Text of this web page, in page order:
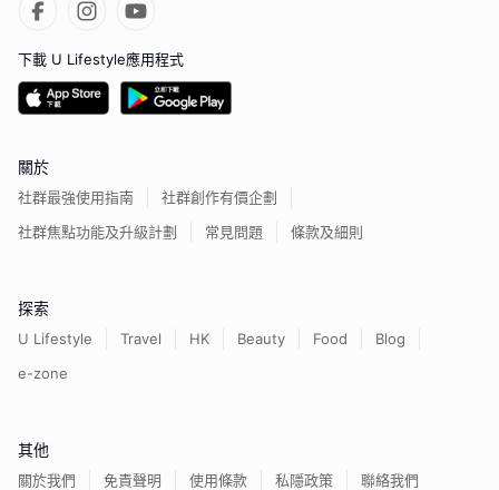
下載 U Lifestyle應用程式
關於
社群最強使用指南
社群創作有價企劃
社群焦點功能及升級計劃
常見問題 條款及細則
探索
U Lifestyle Travel HK Beauty Food
Blog
e-zone
其他
關於我們 免責聲明 使用條款 私隱政策 聯絡我們